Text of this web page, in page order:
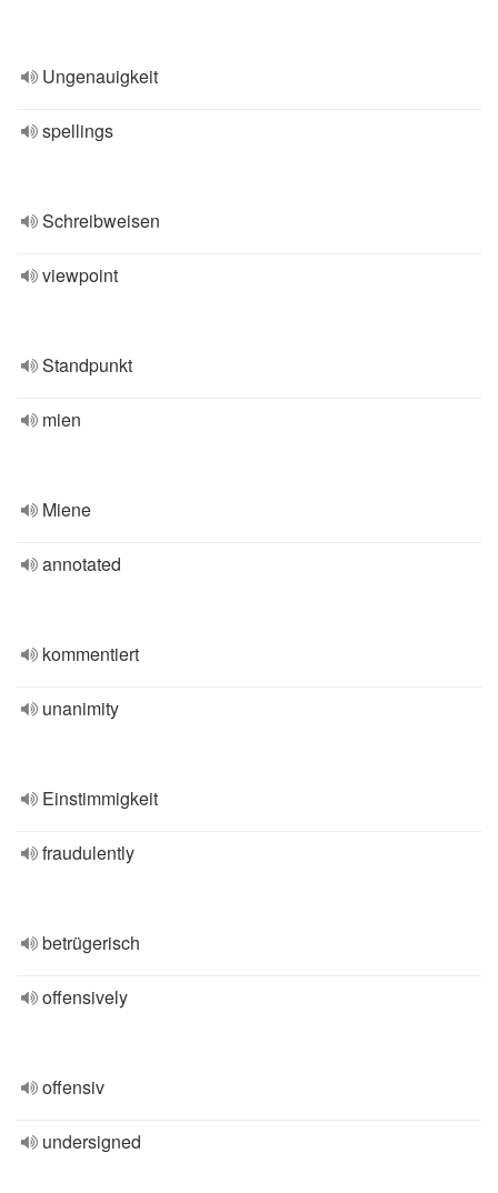
Ungenauigkeit
spellings
Schreibweisen
viewpoint
Standpunkt
mien
Miene
annotated
kommentiert
unanimity
Einstimmigkeit
fraudulently
betrügerisch
offensively
offensiv
undersigned